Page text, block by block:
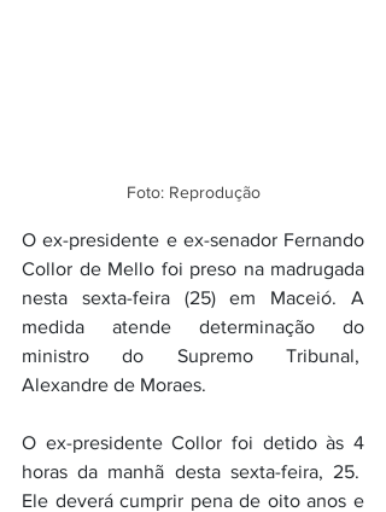
Foto: Reprodução
O ex-presidente e ex-senador Fernando
Collor de Mello foi preso na madrugada
nesta sexta-feira (25) em Maceió. A
medida atende determinação do
ministro do Supremo Tribunal,
Alexandre de Moraes.
O ex-presidente Collor foi detido às 4
horas da manhã desta sexta-feira, 25.
Ele deverá cumprir pena de oito anos e